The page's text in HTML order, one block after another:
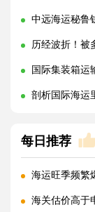
中远海运秘鲁
历经波折！被
国际集装箱运
剖析国际海运
每日推荐
海运旺季频繁爆舱
海关估价高于申